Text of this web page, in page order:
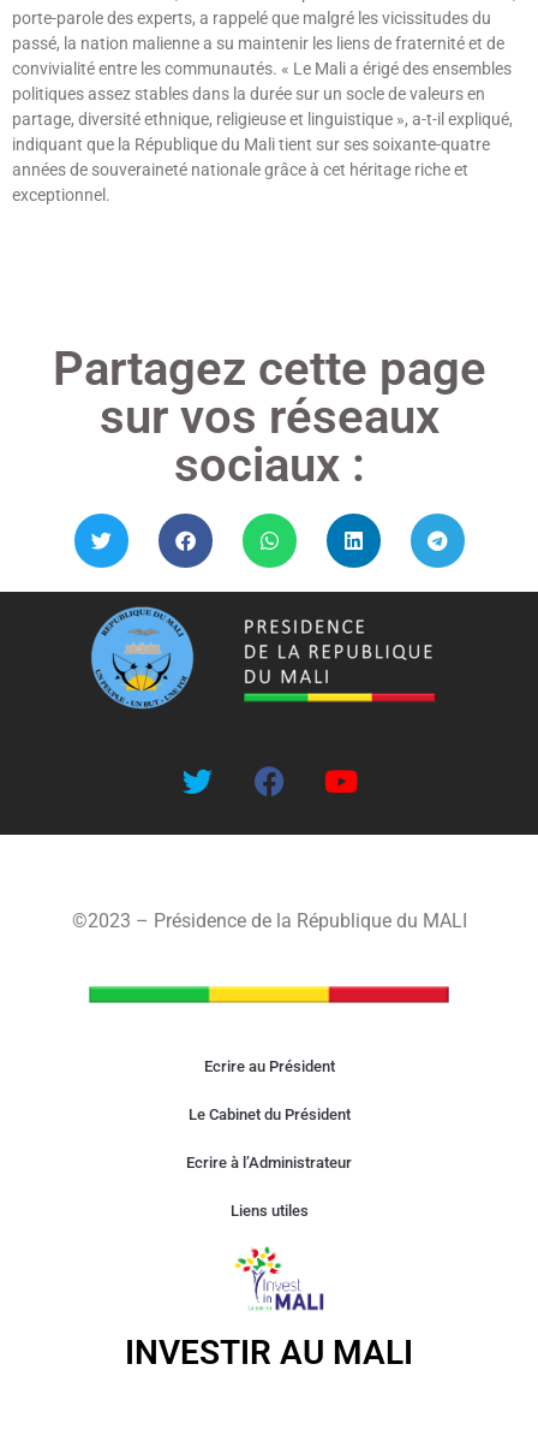
porte-parole des experts, a rappelé que malgré les vicissitudes du
passé, la nation malienne a su maintenir les liens de fraternité et de
convivialité entre les communautés. « Le Mali a érigé des ensembles
politiques assez stables dans la durée sur un socle de valeurs en
partage, diversité ethnique, religieuse et linguistique », a-t-il expliqué,
indiquant que la République du Mali tient sur ses soixante-quatre
années de souveraineté nationale grâce à cet héritage riche et
exceptionnel.
Partagez cette page
sur vos réseaux
sociaux :
©2023 – Présidence de la République du MALI
Ecrire au Président
Le Cabinet du Président
Ecrire à l’Administrateur
Liens utiles
INVESTIR AU MALI